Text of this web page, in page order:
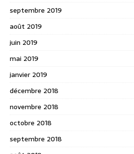
septembre 2019
août 2019
juin 2019
mai 2019
janvier 2019
décembre 2018
novembre 2018
octobre 2018
septembre 2018